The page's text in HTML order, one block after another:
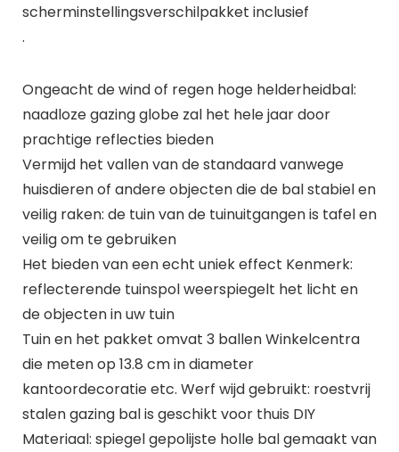
scherminstellingsverschilpakket inclusief
.
Ongeacht de wind of regen hoge helderheidbal:
naadloze gazing globe zal het hele jaar door
prachtige reflecties bieden
Vermijd het vallen van de standaard vanwege
huisdieren of andere objecten die de bal stabiel en
veilig raken: de tuin van de tuinuitgangen is tafel en
veilig om te gebruiken
Het bieden van een echt uniek effect Kenmerk:
reflecterende tuinspol weerspiegelt het licht en
de objecten in uw tuin
Tuin en het pakket omvat 3 ballen Winkelcentra
die meten op 13.8 cm in diameter
kantoordecoratie etc. Werf wijd gebruikt: roestvrij
stalen gazing bal is geschikt voor thuis DIY
Materiaal: spiegel gepolijste holle bal gemaakt van